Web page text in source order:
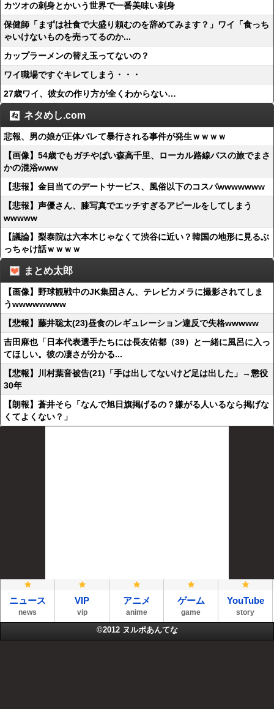
カツオの刺身とかいう世界で一番美味い刺身
保健師「まずは社食で大盛り頼むのを辞めてみます？」ワイ「食っち
ゃいけないものを売ってるのか...
カップラーメンの替え玉ってないの？
ワイ職場ですぐキレてしまう・・・
27歳ワイ、彼女の作り方が全くわからない…
ネタめし.com
悲報、男の娘が正体バレて暴行される事件が発生ｗｗｗｗ
【画像】54歳でもガチやばい森高千里、ローカル路線バスの旅でまさ
かの混浴www
【悲報】金目当てのデートサービス、風俗以下のコスパwwwwwww
【悲報】声優さん、膝写真でエッチすぎるアピールをしてしまう
wwwww
【議論】梨泰院は六本木じゃなくて渋谷に近い？韓国の地形に見るぶ
っちゃけ話ｗｗｗｗ
まとめ太郎
【画像】野球観戦中のJK集団さん、テレビカメラに撮影されてしま
うwwwwwwww
【悲報】藤井聡太(23)昼食のレギュレーション違反で失格wwwww
吉田麻也「日本代表選手たちには長友佑都（39）と一緒に風呂に入っ
てほしい。彼の凄さが分かる...
【悲報】川村葉音被告(21)「手は出してないけど足は出した」→懲役
30年
【朗報】蒼井そら「なんで旭日旗掲げるの？嫌がる人いるなら掲げな
くてよくない？」
ニュース
news
VIP
vip
アニメ
anime
ゲーム
game
YouTube
story
©2012 ヌルポあんてな